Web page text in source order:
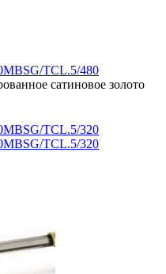
TCL.5/480
сатиновое золото
TCL.5/320
TCL.5/320